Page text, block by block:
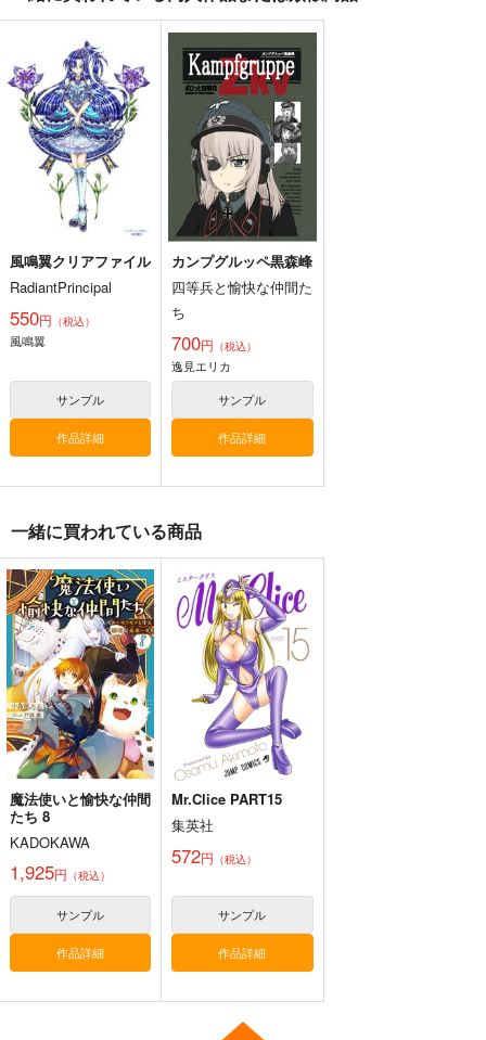
風鳴翼クリアファイル
RadiantPrincipal
550円 （税込）
風鳴翼
サンプル
作品詳細
カンプグルッペ黒森峰
四等兵と愉快な仲間た
ち
700円 （税込）
逸見エリカ
サンプル
作品詳細
一緒に買われている商品
魔法使いと愉快な仲間
たち 8
KADOKAWA
1,925円 （税込）
サンプル
作品詳細
Mr.Clice PART15
集英社
572円 （税込）
サンプル
作品詳細